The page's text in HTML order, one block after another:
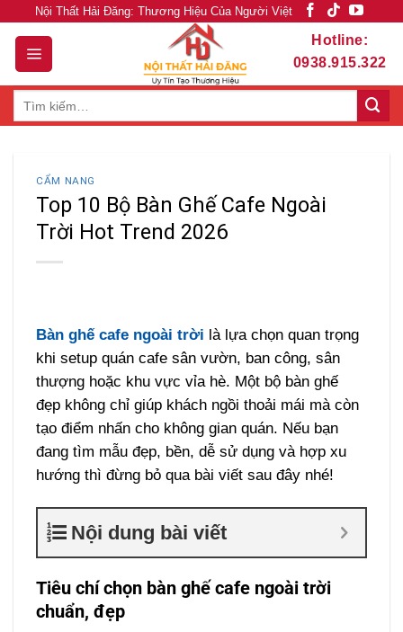
content
Nội Thất Hải Đăng: Thương Hiệu Của Người Việt
Hotline:
0938.915.322
CẨM NANG
Top 10 Bộ Bàn Ghế Cafe Ngoài
Trời Hot Trend 2026
Bàn ghế cafe ngoài trời là lựa chọn quan trọng
khi setup quán cafe sân vườn, ban công, sân
thượng hoặc khu vực vỉa hè. Một bộ bàn ghế
đẹp không chỉ giúp khách ngồi thoải mái mà còn
tạo điểm nhấn cho không gian quán. Nếu bạn
đang tìm mẫu đẹp, bền, dễ sử dụng và hợp xu
hướng thì đừng bỏ qua bài viết sau đây nhé!
Nội dung bài viết
Tiêu chí chọn bàn ghế cafe ngoài trời
chuẩn, đẹp